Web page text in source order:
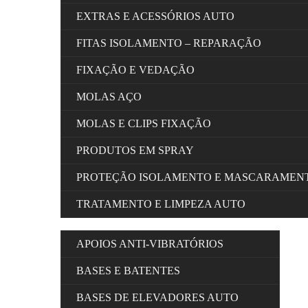
EXTRAS E ACESSÓRIOS AUTO
FITAS ISOLAMENTO – REPARAÇÃO
FIXAÇÃO E VEDAÇÃO
MOLAS AÇO
MOLAS E CLIPS FIXAÇÃO
PRODUTOS EM SPRAY
PROTEÇÃO ISOLAMENTO E
TRATAMENTO E LIMPEZA AUTO
APOIOS ANTI-VIBRATÓRIOS
BASES E BATENTES
BASES DE ELEVADORES AUTO